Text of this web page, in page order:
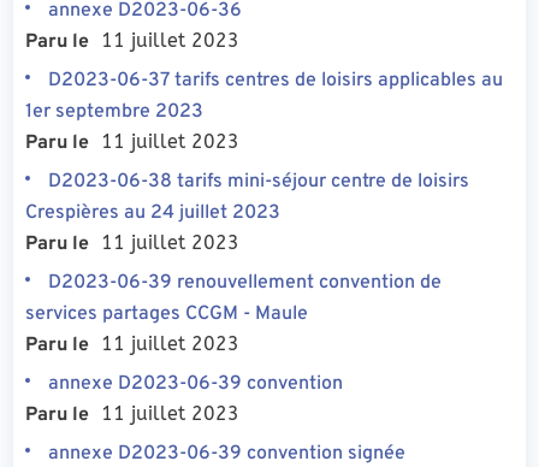
annexe D2023-06-36
Paru le 11 juillet 2023
D2023-06-37 tarifs centres de loisirs applicables au
1er septembre 2023
Paru le 11 juillet 2023
D2023-06-38 tarifs mini-séjour centre de loisirs
Crespières au 24 juillet 2023
Paru le 11 juillet 2023
D2023-06-39 renouvellement convention de
services partages CCGM - Maule
Paru le 11 juillet 2023
annexe D2023-06-39 convention
Paru le 11 juillet 2023
annexe D2023-06-39 convention signée